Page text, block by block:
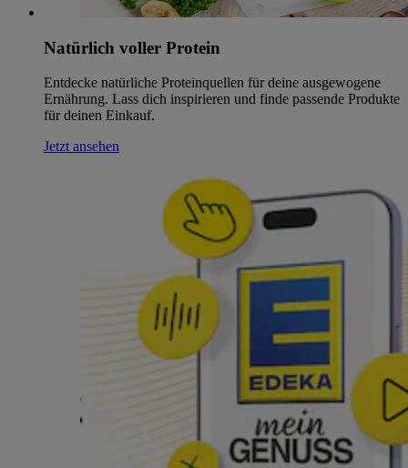
Natürlich voller Protein
Entdecke natürliche Proteinquellen für deine ausgewogene
Ernährung. Lass dich inspirieren und finde passende Produkte
für deinen Einkauf.
Jetzt ansehen